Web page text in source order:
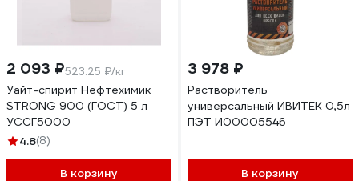
2 093 ₽523.25 ₽/кг
Уайт-спирит Нефтехимик
STRONG 900 (ГОСТ) 5 л
УССГ5000
4.8(8)
В корзину
3 978 ₽
Растворитель
универсальный ИВИТЕК 0,5л
ПЭТ И00005546
В корзину